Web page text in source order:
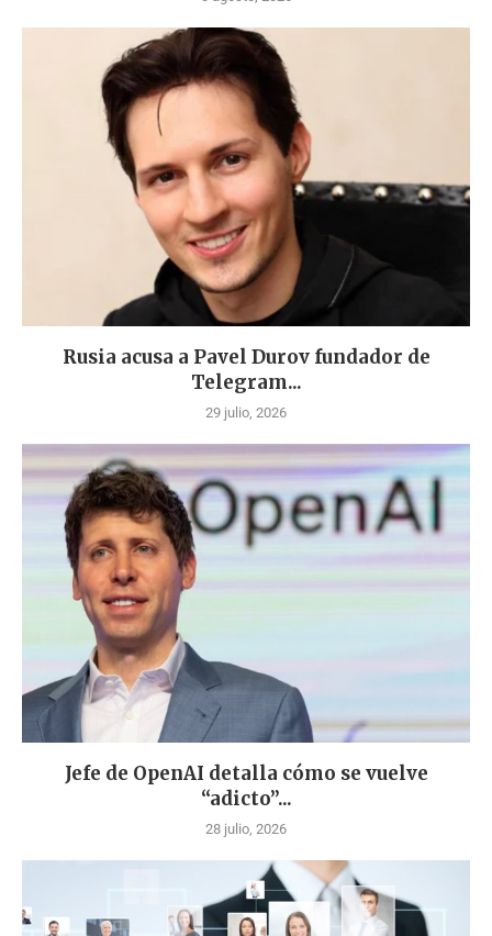
Rusia acusa a Pavel Durov fundador de
Telegram...
29 julio, 2026
Jefe de OpenAI detalla cómo se vuelve
“adicto”...
28 julio, 2026